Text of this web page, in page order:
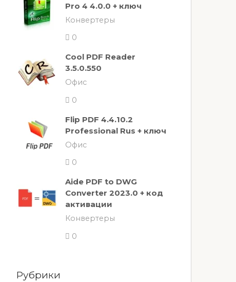
Pro 4 4.0.0 + ключ
Конвертеры
0
Cool PDF Reader
3.5.0.550
Офис
0
Flip PDF 4.4.10.2
Professional Rus + ключ
Офис
0
Aide PDF to DWG
Converter 2023.0 + код
активации
Конвертеры
0
Рубрики